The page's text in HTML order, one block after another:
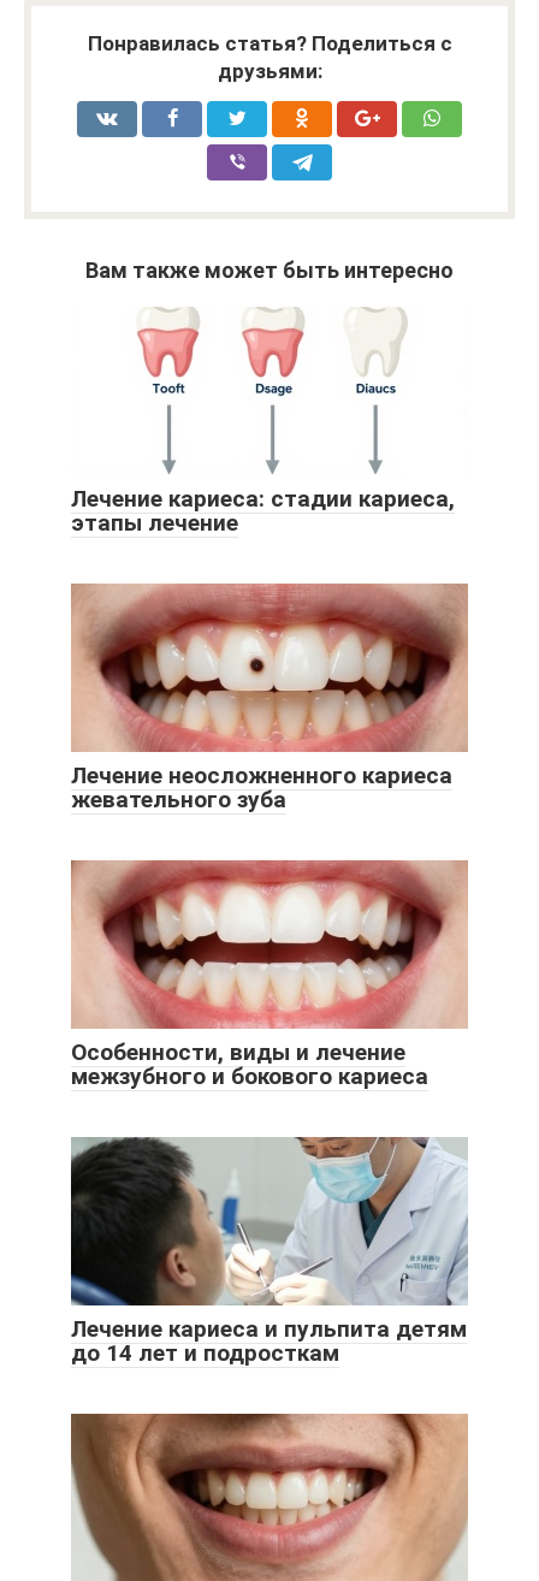
Понравилась статья? Поделиться с
друзьями:
Вам также может быть интересно
Лечение кариеса: стадии кариеса,
этапы лечение
Лечение неосложненного кариеса
жевательного зуба
Особенности, виды и лечение
межзубного и бокового кариеса
Лечение кариеса и пульпита детям
до 14 лет и подросткам